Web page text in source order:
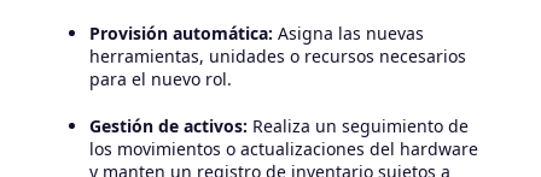
Provisión automática: Asigna las nuevas
herramientas, unidades o recursos necesarios
para el nuevo rol.
Gestión de activos: Realiza un seguimiento de
los movimientos o actualizaciones del hardware
y manten un registro de inventario sujetos a